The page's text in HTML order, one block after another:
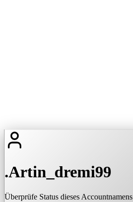
.Artin_dremi99
Überprüfe Status dieses Accountnamens